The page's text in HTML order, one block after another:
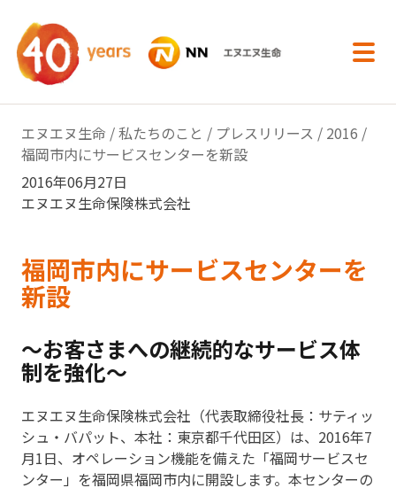
エヌエヌ生命 /私たちのこと / プレスリリース / 2016 /
福岡市内にサービスセンターを新設
2016年06月27日
エヌエヌ生命保険株式会社
福岡市内にサービスセンターを
新設
〜お客さまへの継続的なサービス体
制を強化〜
エヌエヌ生命保険株式会社（代表取締役社長：サティッ
シュ・バパット、本社：東京都千代田区）は、2016年7
月1日、オペレーション機能を備えた「福岡サービスセ
ンター」を福岡県福岡市内に開設します。本センターの